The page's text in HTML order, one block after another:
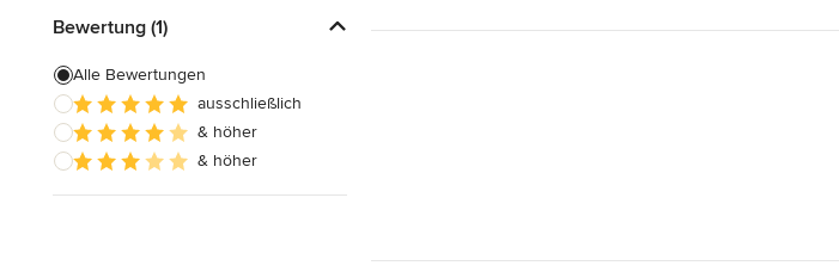
Gartenkamin-Bau
Schornsteinbau
Alle anzeigen
Bewertung (1)
Alle Bewertungen
ausschließlich
& höher
& höher